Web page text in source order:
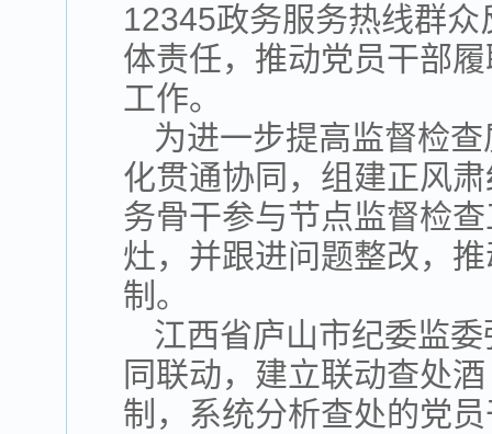
12345政务服务热线群
体责任，推动党员干部
工作。
为进一步提高监督检
化贯通协同，组建正风
务骨干参与节点监督检
灶，并跟进问题整改，
制。
江西省庐山市纪委监
同联动，建立联动查处
制，系统分析查处的党